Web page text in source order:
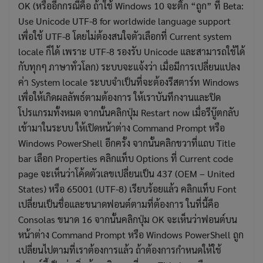
OK (หรืออีกกรณีคือ ถ้าใช้ Windows 10 จะติ๊ก “ถูก” ที่ Beta:
Use Unicode UTF-8 for worldwide language support
เพื่อใช้ UTF-8 โดยไม่ต้องสนใจตัวเลือกที่ Current system
locale ก็ได้ เพราะ UTF-8 รองรับ Unicode และสามารถใช้ได้
กับทุกๆ ภาษาทั่วโลก) ระบบจะแจ้งว่า เมื่อมีการเปลี่ยนแปลง
ค่า System locale ระบบจำเป็นที่จะต้องรีสตาร์ท Windows
เพื่อให้เกิดผลลัพธ์ตามต้องการ ให้เราบันทึกงานและปิด
โปรแกรมทั้งหมด จากนั้นคลิกปุ่ม Restart now เมื่อรีบู๊ตกลับ
เข้ามาในระบบ ให้เปิดหน้าต่าง Command Prompt หรือ
Windows PowerShell อีกครั้ง จากนั้นคลิกขวาที่แถบ Title
bar เลือก Properties คลิกแท็บ Options ที่ Current code
page จะเห็นว่าโค้ดตัวเลขเปลี่ยนเป็น 437 (OEM – United
States) หรือ 65001 (UTF-8) เรียบร้อยแล้ว คลิกแท็บ Font
เปลี่ยนเป็นชื่อและขนาดฟอนต์ตามที่ต้องการ ในที่นี้คือ
Consolas ขนาด 16 จากนั้นคลิกปุ่ม OK จะเห็นว่าฟอนต์บน
หน้าต่าง Command Prompt หรือ Windows PowerShell ถูก
เปลี่ยนไปตามที่เราต้องการแล้ว ถ้าต้องการกำหนดให้ใช้